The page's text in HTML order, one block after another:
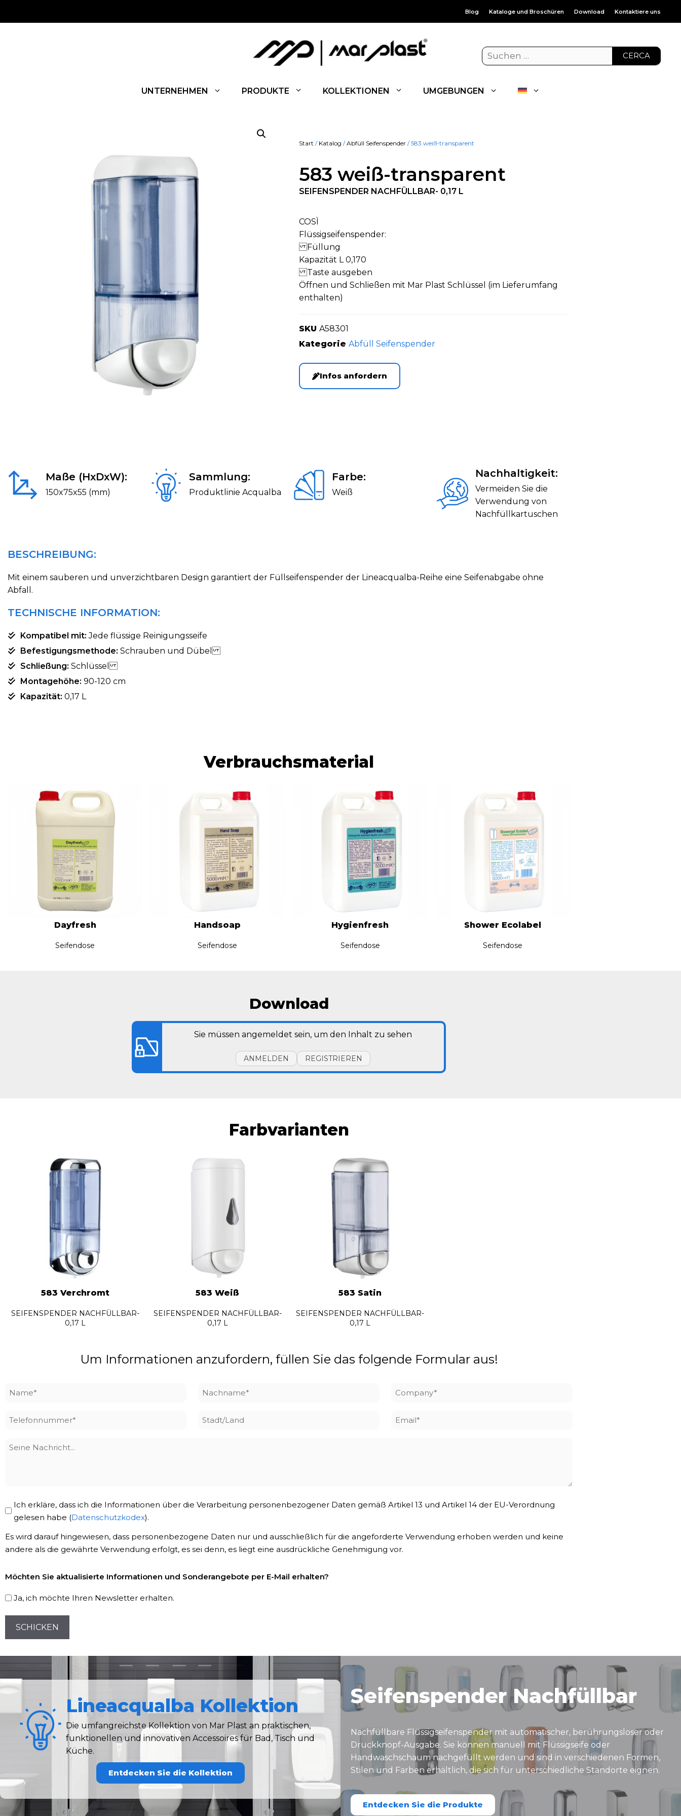
Blog Kataloge und Broschüren Download Kontaktiere uns
CERCA
UNTERNEHMEN PRODUKTE KOLLEKTIONEN UMGEBUNGEN
Start / Katalog /Abfüll Seifenspender / 583 weiß-transparent
583 weiß-transparent
SEIFENSPENDER NACHFÜLLBAR- 0,17 L
COSÌ
Flüssigseifenspender:
Füllung
Kapazität L 0,170
Taste ausgeben
Öffnen und Schließen mit Mar Plast Schlüssel (im Lieferumfang
enthalten)
SKU A58301
Kategorie Abfüll Seifenspender
Infos anfordern
Maße (HxDxW):
150x75x55 (mm)
Sammlung:
Produktlinie Acqualba
Farbe:
Weiß
Nachhaltigkeit:
Vermeiden Sie die
Verwendung von
Nachfüllkartuschen
BESCHREIBUNG:
Mit einem sauberen und unverzichtbaren Design garantiert der Füllseifenspender der Lineacqualba-Reihe eine Seifenabgabe ohne
Abfall.
TECHNISCHE INFORMATION:
Kompatibel mit: Jede flüssige Reinigungsseife
Befestigungsmethode: Schrauben und Dübel
Schließung: Schlüssel
Montagehöhe: 90-120 cm
Kapazität: 0,17 L
Verbrauchsmaterial
Dayfresh
Seifendose
Handsoap
Seifendose
Hygienfresh
Seifendose
Shower Ecolabel
Seifendose
Download
Sie müssen angemeldet sein, um den Inhalt zu sehen
ANMELDEN REGISTRIEREN
Farbvarianten
583 Verchromt
SEIFENSPENDER NACHFÜLLBAR-
0,17 L
583 Weiß
SEIFENSPENDER NACHFÜLLBAR-
0,17 L
583 Satin
SEIFENSPENDER NACHFÜLLBAR-
0,17 L
Um Informationen anzufordern, füllen Sie das folgende Formular aus!
Name Nachname Company
Telefonnummer Stadt/Land Email
Seine
Privacy
Policy
Ich erkläre, dass ich die Informationen über die Verarbeitung personenbezogener Daten gemäß Artikel 13 und Artikel 14 der EU-Verordnung
gelesen habe (Datenschutzkodex).
Es wird darauf hingewiesen, dass personenbezogene Daten nur und ausschließlich für die angeforderte Verwendung erhoben werden und keine
andere als die gewährte Verwendung erfolgt, es sei denn, es liegt eine ausdrückliche Genehmigung vor.
Registrierung
Möchten Sie aktualisierte Informationen und Sonderangebote per E-Mail erhalten?
Ja, ich möchte Ihren Newsletter erhalten.
CAPTCHA
Lineacqualba Kollektion
Die umfangreichste Kollektion von Mar Plast an praktischen,
funktionellen und innovativen Accessoires für Bad, Tisch und
Küche.
Entdecken Sie die Kollektion
Seifenspender Nachfüllbar
Nachfüllbare Flüssigseifenspender mit automatischer, berührungsloser oder
Druckknopf-Ausgabe. Sie können manuell mit Flüssigseife oder
Handwaschschaum nachgefüllt werden und sind in verschiedenen Formen,
Stilen und Farben erhältlich, die sich für unterschiedliche Standorte eignen.
Entdecken Sie die Produkte